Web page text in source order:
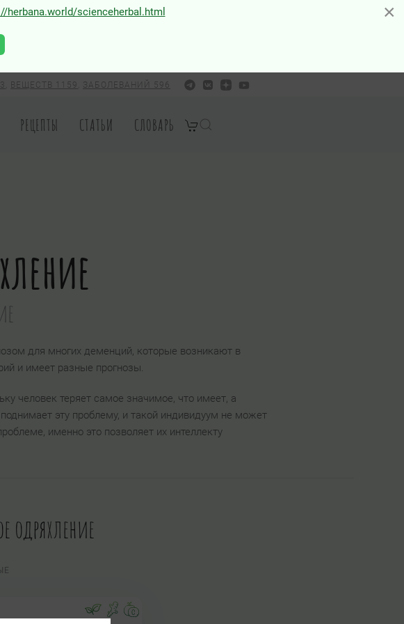
×
herbana.world/scienceherbal.html
ВЕЩЕСТВ 1159 ЗАБОЛЕВАНИЙ 596
РЕЦЕПТЫ СТАТЬИ СЛОВАРЬ
для многих деменций, которые возникают в
и имеет разные прогнозы.
человек теряет самое значимое, что имеет, а
эту проблему, и такой индивидуум не может
именно это позволяет их интеллекту
одряхление
×